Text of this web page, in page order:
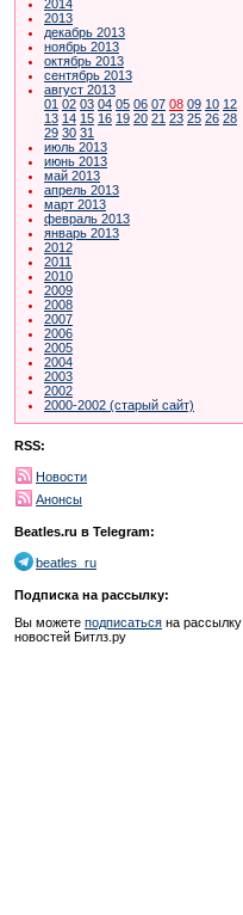
2014
2013
декабрь 2013
ноябрь 2013
октябрь 2013
сентябрь 2013
август 2013
01 02 03 04 05 06 07 08 09 10 12
13 14 15 16 19 20 21 23 25 26 28
29 30 31
июль 2013
июнь 2013
май 2013
апрель 2013
март 2013
февраль 2013
январь 2013
2012
2011
2010
2009
2008
2007
2006
2005
2004
2003
2002
2000-2002 (старый сайт)
RSS:
Новости
Анонсы
Beatles.ru в Telegram:
beatles_ru
Подписка на рассылку:
Вы можете подписаться на рассылку
новостей Битлз.ру